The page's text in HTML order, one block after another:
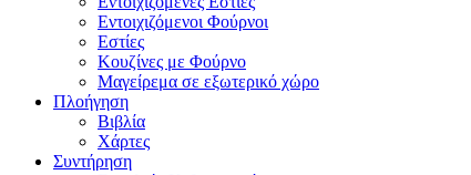
Εντοιχιζόμενοι Φούρνοι
Εστίες
Κουζίνες με Φούρνο
Μαγείρεμα σε εξωτερικό χώρο
Πλοήγηση
Βιβλία
Χάρτες
Συντήρηση